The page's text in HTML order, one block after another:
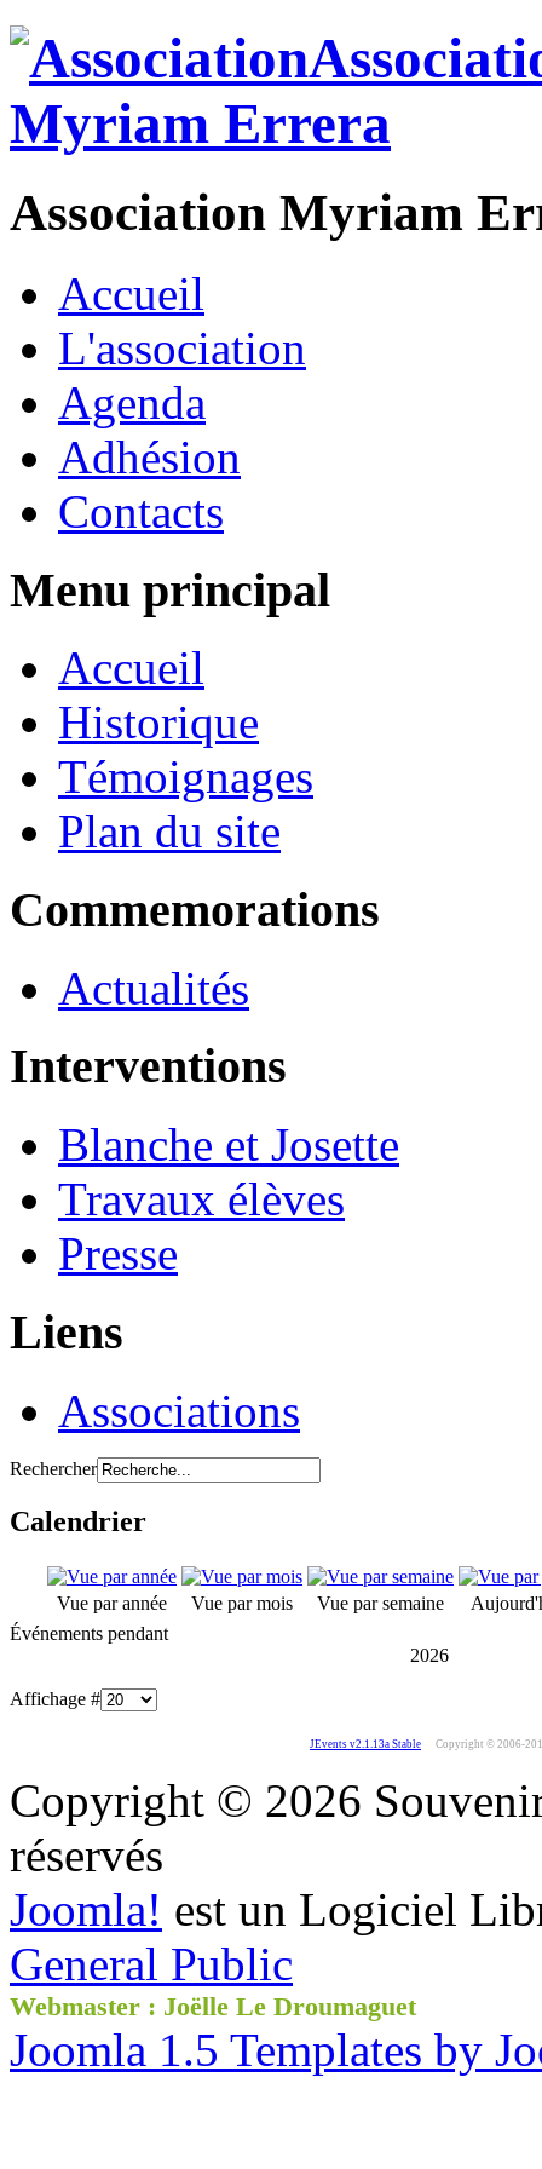
Association Myriam
Accueil
L'association
Agenda
Adhésion
Contacts
Menu principal
Accueil
Historique
Témoignages
Plan du site
Commemorations
Actualités
Interventions
Blanche et Josette
Travaux élèves
Presse
Liens
Associations
Rechercher
Calendrier
Vue par année Vue par mois Vue par semaine
Événements pendant
2026
Affichage #
JEvents v2.1.13a Stable Copyright © 2006-
Copyright © 2026
réservés
Joomla! est un Logiciel
General Public
Webmaster : Joëlle Le Droumaguet
Joomla 1.5 Templates by